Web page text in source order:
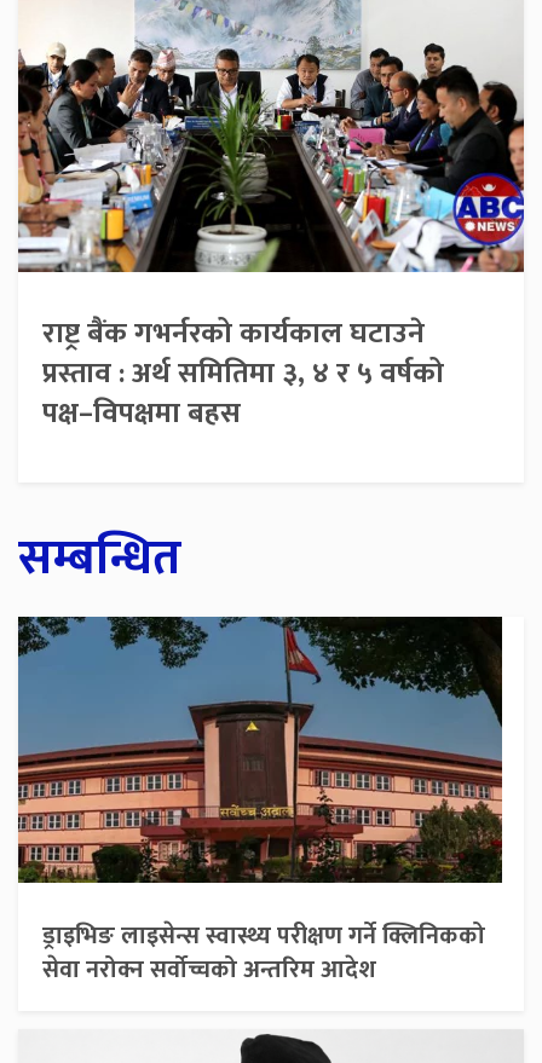
राष्ट्र बैंक गभर्नरको कार्यकाल घटाउने
प्रस्ताव : अर्थ समितिमा ३, ४ र ५ वर्षको
पक्ष–विपक्षमा बहस
सम्बन्धित
ड्राइभिङ लाइसेन्स स्वास्थ्य परीक्षण गर्ने क्लिनिकको
सेवा नरोक्न सर्वोच्चको अन्तरिम आदेश